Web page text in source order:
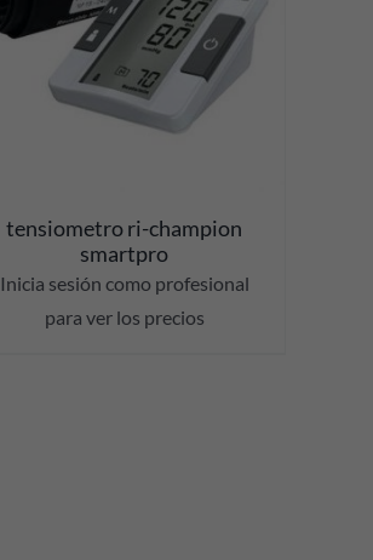
tensiometro ri-champion
smartpro
Inicia sesión como profesional
para ver los precios